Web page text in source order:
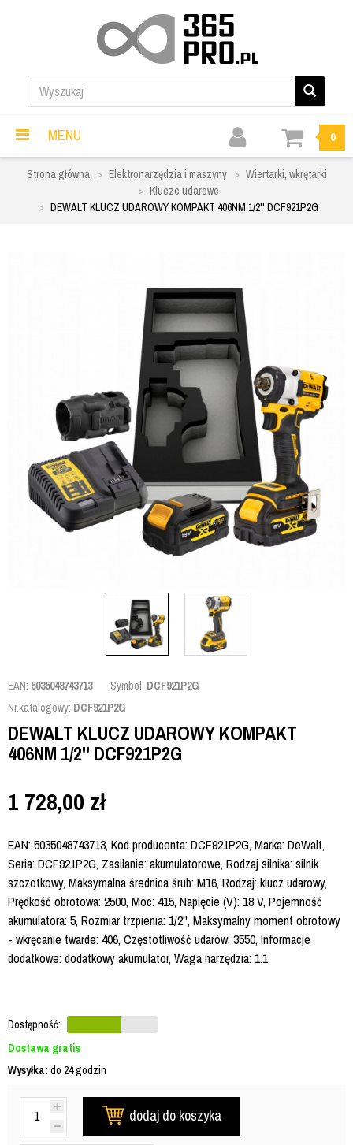
MENU 0
Strona główna Elektronarzędzia i maszyny
Wiertarki, wkrętarki
Klucze udarowe
DEWALT KLUCZ UDAROWY KOMPAKT 406NM 1/2'' DCF921P2G
EAN: 5035048743713 Symbol: DCF921P2G
Nr.katalogowy: DCF921P2G
DEWALT KLUCZ UDAROWY KOMPAKT
406NM 1/2'' DCF921P2G
1 728,00 zł
EAN: 5035048743713, Kod producenta: DCF921P2G, Marka: DeWalt,
Seria: DCF921P2G, Zasilanie: akumulatorowe, Rodzaj silnika: silnik
szczotkowy, Maksymalna średnica śrub: M16, Rodzaj: klucz udarowy,
Prędkość obrotowa: 2500, Moc: 415, Napięcie (V): 18 V, Pojemność
akumulatora: 5, Rozmiar trzpienia: 1/2'', Maksymalny moment obrotowy
- wkręcanie twarde: 406, Częstotliwość udarów: 3550, Informacje
dodatkowe: dodatkowy akumulator, Waga narzędzia: 1.1
Dostępność:
Dostawa gratis
Wysyłka: do 24 godzin
dodaj do koszyka